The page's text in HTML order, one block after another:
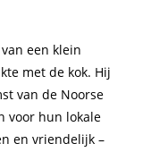
een klein
met de kok. Hij
van de Noorse
voor hun lokale
en vriendelijk –